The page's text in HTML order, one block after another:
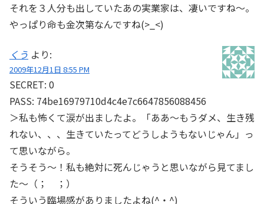
それを３人分も出していたあの実業家は、凄いですね～。
やっぱり命も金次第なんですね(>_<)
くう より:
2009年12月1日 8:55 PM
SECRET: 0
PASS: 74be16979710d4c4e7c6647856088456
＞私も怖くて涙が出ましたよ。「ああ～もうダメ、生き残
れない、、、生きていたってどうしようもないじゃん」っ
て思いながら。
そうそう～！私も絶対に死んじゃうと思いながら見てまし
た～（； ；）
そういう臨場感がありましたよね(^・^)